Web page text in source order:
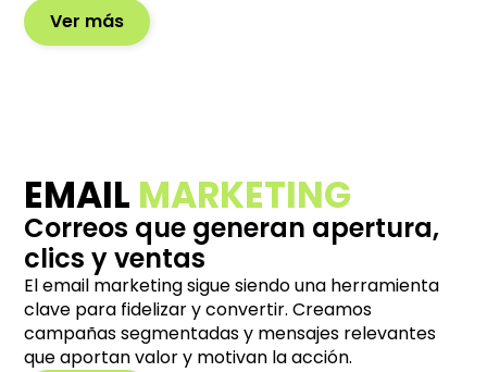
Ver más
EMAIL MARKETING
Correos que generan apertura,
clics y ventas
El email marketing sigue siendo una herramienta
clave para fidelizar y convertir. Creamos
campañas segmentadas y mensajes relevantes
que aportan valor y motivan la acción.